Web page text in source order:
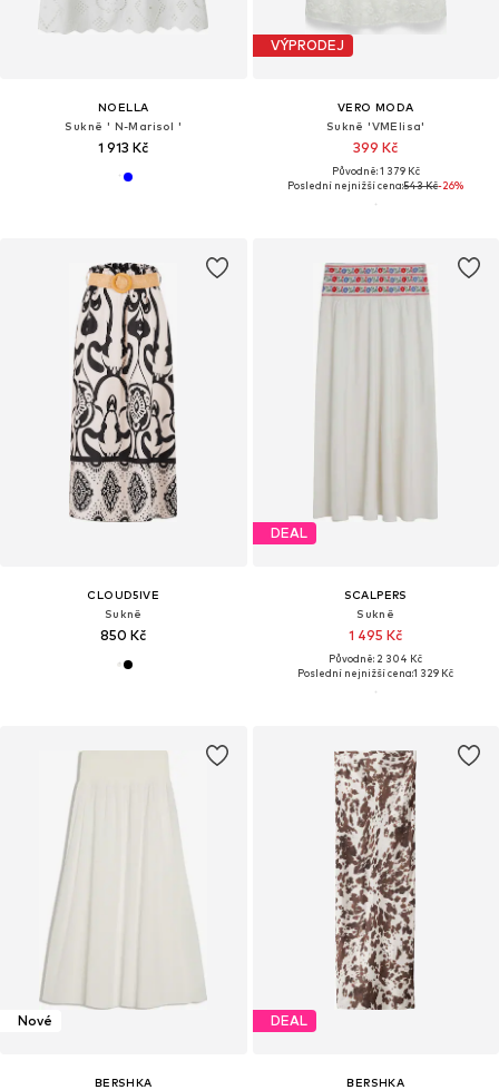
NOELLA
Sukně ' N-Marisol '
1 913 Kč
VÝPRODEJ
VERO MODA
Sukně 'VMElisa'
399 Kč
Původně: 1 379 Kč
Poslední nejnižší cena:543 Kč-26%
CLOUD5IVE
Sukně
850 Kč
DEAL
SCALPERS
Sukně
1 495 Kč
Původně: 2 304 Kč
Poslední nejnižší cena:1 329 Kč
Nové
BERSHKA
DEAL
BERSHKA